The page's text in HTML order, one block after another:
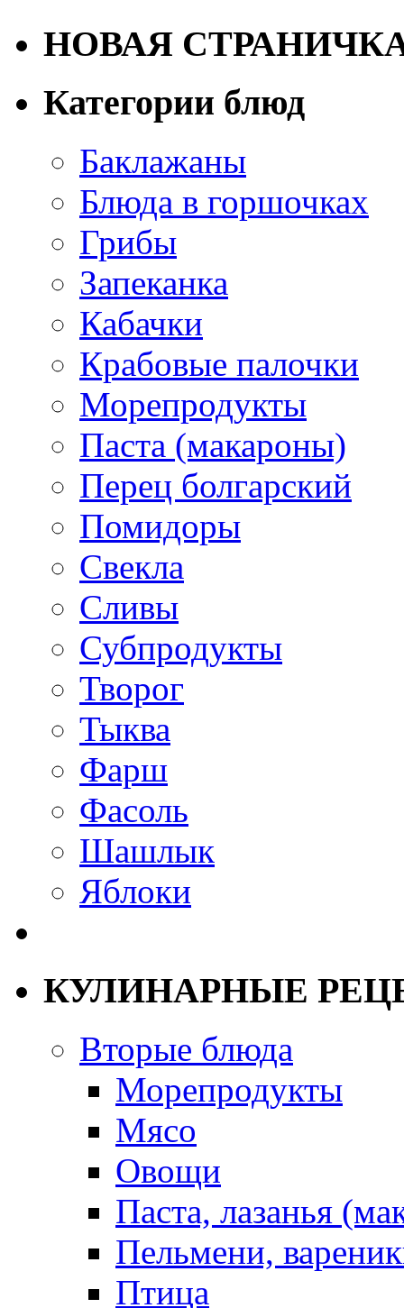
НОВАЯ
Категории блюд
Баклажаны
Блюда в горшочках
Грибы
Запеканка
Кабачки
Крабовые палочки
Морепродукты
Паста (макароны)
Перец болгарский
Помидоры
Свекла
Сливы
Субпродукты
Творог
Тыква
Фарш
Фасоль
Шашлык
Яблоки
КУЛИНАРНЫЕ
Вторые блюда
Морепродукты
Мясо
Овощи
Паста, лазанья
Пельмени,
Птица